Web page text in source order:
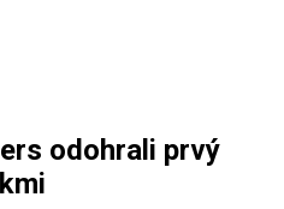
odohrali prvý